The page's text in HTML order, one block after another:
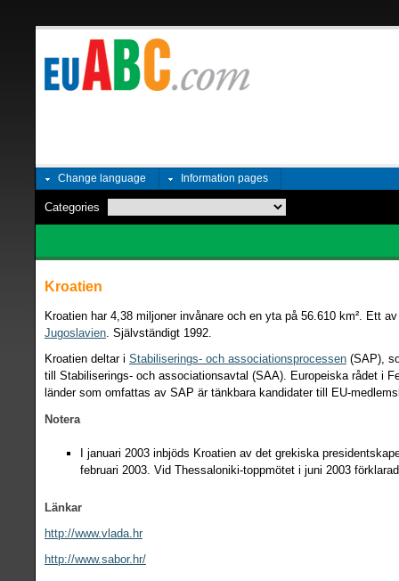
Change language Information pages
Categories
Kroatien
Kroatien har 4,38 miljoner invånare och en yta på 56.610 km². Ett
Jugoslavien. Självständigt 1992.
Kroatien deltar i Stabiliserings- och associationsprocessen (SAP),
till Stabiliserings- och associationsavtal (SAA). Europeiska rådet i
länder som omfattas av SAP är tänkbara kandidater till EU-
Notera
I januari 2003 inbjöds Kroatien av det grekiska
februari 2003. Vid Thessaloniki-toppmötet i juni 2003
Länkar
http://www.vlada.hr
http://www.sabor.hr/